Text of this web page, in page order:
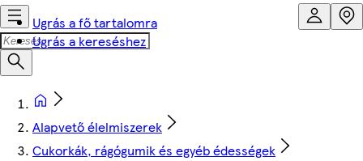
Ugrás a fő tartalomra
Ugrás a kereséshez
Alapvető élelmiszerek
Cukorkák, rágógumik és egyéb édességek